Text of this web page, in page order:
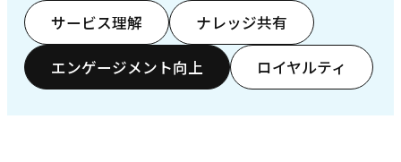
サービス理解 ナレッジ共有
エンゲージメント向上 ロイヤルティ